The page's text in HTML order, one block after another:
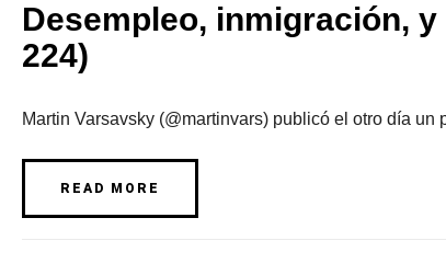
Desempleo, inmigración,
224)
Martin Varsavsky (@martinvars) publicó el otro día
READ MORE